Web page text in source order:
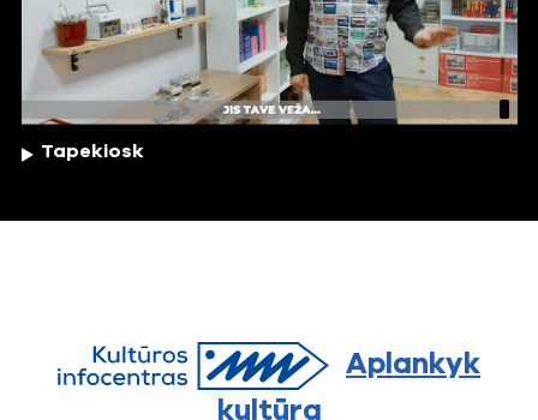
Tapekiosk
Aplankyk
kultūrą